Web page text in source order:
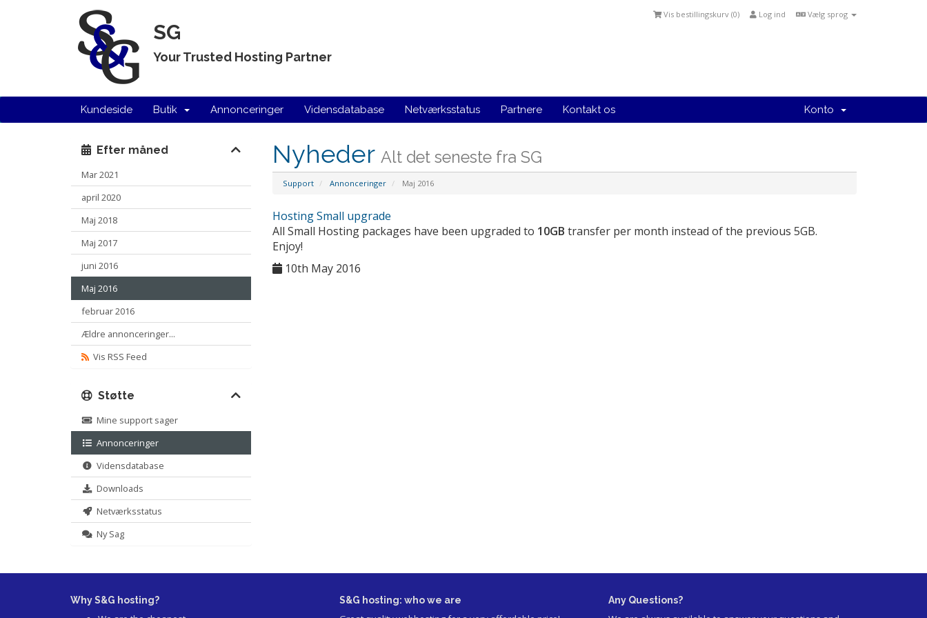
Vælg sprog
Log ind
Vis bestillingskurv (0)
SG
Your Trusted Hosting Partner
Kundeside Butik Annonceringer Vidensdatabase Netværksstatus Partnere Kontakt os Konto
Nyheder Alt det seneste fra SG
Support Annonceringer Maj 2016
Efter måned
Mar 2021
april 2020
Maj 2018
Maj 2017
juni 2016
Maj 2016
februar 2016
Ældre annonceringer...
Vis RSS Feed
Hosting Small upgrade
All Small Hosting packages have been upgraded to 10GB transfer per month instead of the previous 5GB.
Enjoy!
10th May 2016
Støtte
Mine support sager
Annonceringer
Vidensdatabase
Downloads
Netværksstatus
Ny Sag
Why S&G hosting? S&G hosting: who we are Any Questions?